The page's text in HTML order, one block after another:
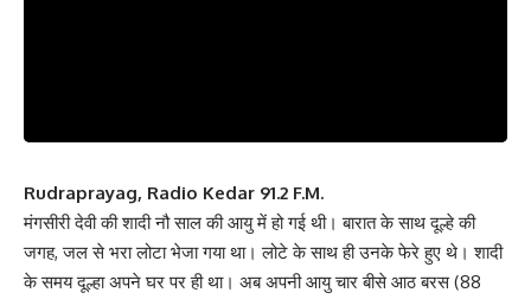
Rudraprayag, Radio Kedar 91.2 F.M.
मंगसीरी देवी की शादी नौ साल की आयु में हो गई थी। बारात के साथ दूल्हे की
जगह, जल से भरा लोटा भेजा गया था। लोटे के साथ ही उनके फेरे हुए थे। शादी
के समय दूल्हा अपने घर पर ही था। अब अपनी आयु चार बीसे आठ बरस (88